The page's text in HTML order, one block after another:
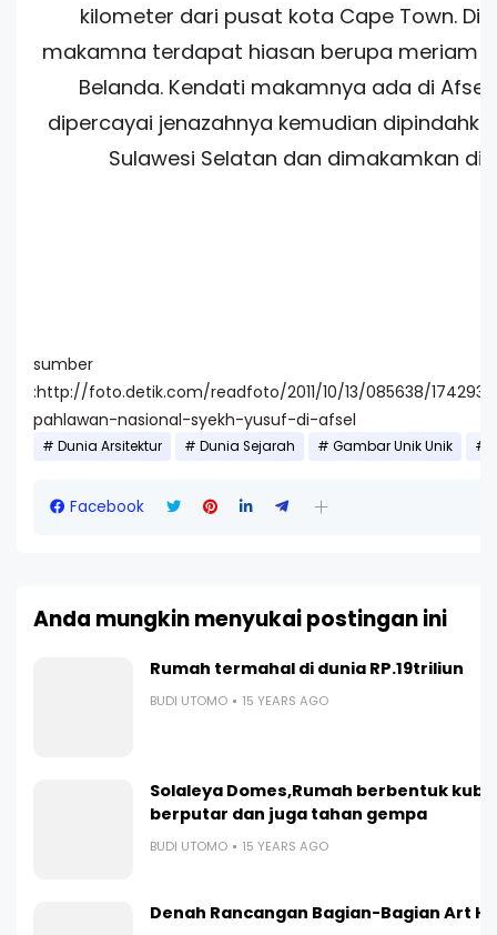
kilometer dari pusat kota Cape Town. Di
makamna terdapat hiasan berupa meriam
Belanda. Kendati makamnya ada di
dipercayai jenazahnya kemudian
Sulawesi Selatan dan dimakamkan di
sumber
:http://foto.detik.com/readfoto/2011/10/13/085638/
pahlawan-nasional-syekh-yusuf-di-afsel
Dunia Arsitektur Dunia Sejarah Gambar Unik Unik
Facebook
Anda mungkin menyukai postingan ini
Rumah termahal di dunia RP.19triliun
BUDI UTOMO 15 YEARS AGO
Solaleya Domes,Rumah berbentuk
berputar dan juga tahan gempa
BUDI UTOMO 15 YEARS AGO
Denah Rancangan Bagian-Bagian Art